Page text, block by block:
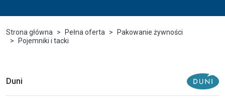
Strona główna Pełna oferta
Pakowanie żywności
Pojemniki i tacki
Duni